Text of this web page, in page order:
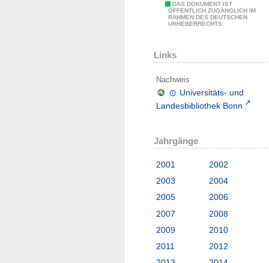
DAS DOKUMENT IST
ÖFFENTLICH ZUGÄNGLICH IM
RAHMEN DES DEUTSCHEN
URHEBERRECHTS.
Links
Nachweis
Universitäts- und
Landesbibliothek Bonn
Jahrgänge
2001
2002
2003
2004
2005
2006
2007
2008
2009
2010
2011
2012